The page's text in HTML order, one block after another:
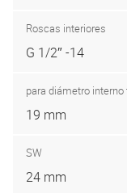
Roscas interiores
G 1/2″ -14
para diámetro
19 mm
SW
24 mm